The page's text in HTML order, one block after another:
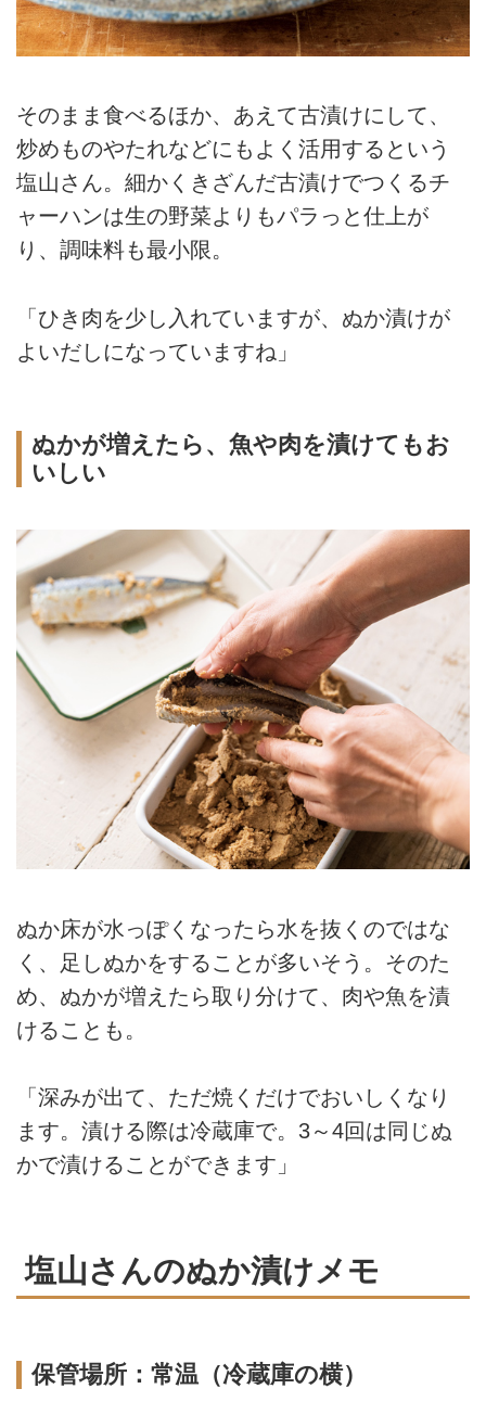
そのまま食べるほか、あえて古漬けにして、
炒めものやたれなどにもよく活用するという
塩山さん。細かくきざんだ古漬けでつくるチ
ャーハンは生の野菜よりもパラっと仕上が
り、調味料も最小限。
「ひき肉を少し入れていますが、ぬか漬けが
よいだしになっていますね」
ぬかが増えたら、魚や肉を漬けてもお
いしい
ぬか床が水っぽくなったら水を抜くのではな
く、足しぬかをすることが多いそう。そのた
め、ぬかが増えたら取り分けて、肉や魚を漬
けることも。
「深みが出て、ただ焼くだけでおいしくなり
ます。漬ける際は冷蔵庫で。3～4回は同じぬ
かで漬けることができます」
塩山さんのぬか漬けメモ
保管場所：常温（冷蔵庫の横）